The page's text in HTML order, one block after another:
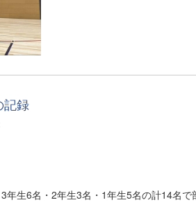
記録
生6名・2年生3名・1年生5名の計14名で